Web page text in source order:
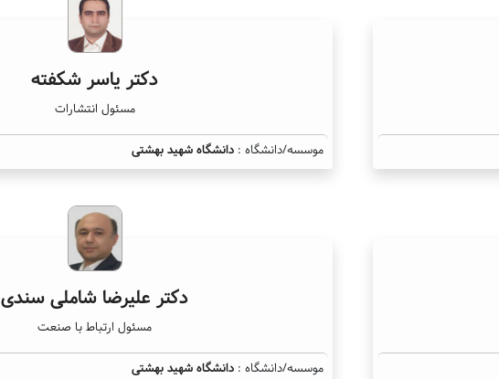
دکتر یاسر شکفته
مسئول انتشارات
موسسه/دانشگاه : دانشگاه شهید بهشتی
دکتر علیرضا شاملی سندی
مسئول ارتباط با صنعت
موسسه/دانشگاه : دانشگاه شهید بهشتی